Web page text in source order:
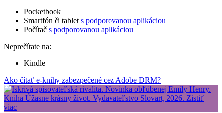
Pocketbook
Smartfón či tablet s podporovanou aplikáciou
Počítač s podporovanou aplikáciou
Neprečítate na:
Kindle
Ako čítať e-knihy zabezpečené cez Adobe DRM?